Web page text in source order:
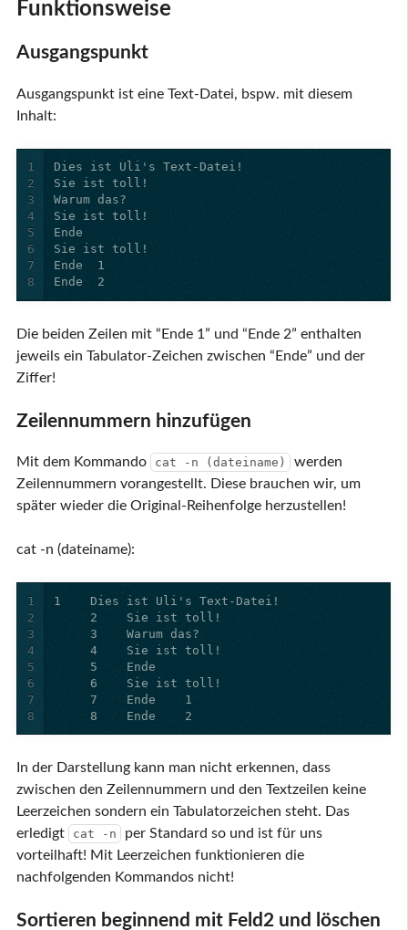
Funktionsweise
Ausgangspunkt
Ausgangspunkt ist eine Text-Datei, bspw. mit diesem
Inhalt:
1
2
3
4
5
6
7
8
Ende  2
Die beiden Zeilen mit “Ende 1” und “Ende 2” enthalten
jeweils ein Tabulator-Zeichen zwischen “Ende” und der
Ziffer!
Zeilennummern hinzufügen
Mit dem Kommando cat -n (dateiname)
werden
Zeilennummern vorangestellt. Diese brauchen wir, um
später wieder die Original-Reihenfolge herzustellen!
cat -n (dateiname):
1
2
3
4
5
6
7
8
     8    Ende    2
In der Darstellung kann man nicht erkennen, dass
zwischen den Zeilennummern und den Textzeilen keine
Leerzeichen sondern ein Tabulatorzeichen steht. Das
erledigt
cat -n
per Standard so und ist für uns
vorteilhaft! Mit Leerzeichen funktionieren die
nachfolgenden Kommandos nicht!
Sortieren beginnend mit Feld2 und löschen